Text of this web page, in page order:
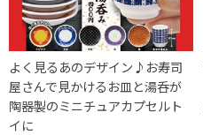
よく見るあのデザイン♪お寿司
屋さんで見かけるお皿と湯呑が
陶器製のミニチュアカプセルト
イに